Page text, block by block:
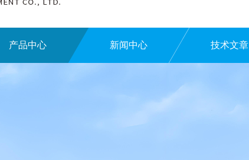
产品中心 新闻中心 技术文章